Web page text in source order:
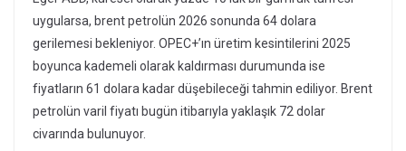
uygularsa, brent petrolün 2026 sonunda 64 dolara
gerilemesi bekleniyor. OPEC+’ın üretim kesintilerini 2025
boyunca kademeli olarak kaldırması durumunda ise
fiyatların 61 dolara kadar düşebileceği tahmin ediliyor. Brent
petrolün varil fiyatı bugün itibarıyla yaklaşık 72 dolar
civarında bulunuyor.